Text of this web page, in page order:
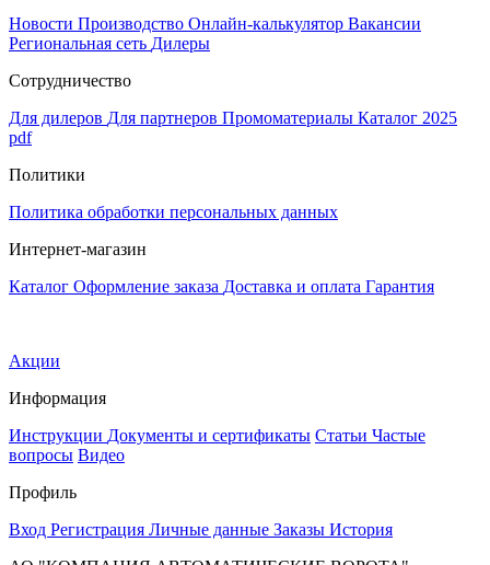
Новости Производство Онлайн-калькулятор Вакансии
Региональная сеть Дилеры
Сотрудничество
Для дилеров Для партнеров Промоматериалы Каталог 2025
pdf
Политики
Политика обработки персональных данных
Интернет-магазин
Каталог Оформление заказа Доставка и оплата Гарантия
Акции
Информация
Инструкции Документы и сертификаты Статьи Частые
вопросы Видео
Профиль
Вход Регистрация Личные данные Заказы История